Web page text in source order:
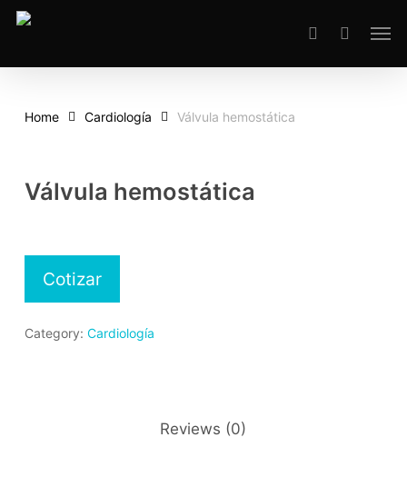
Skip
search
Home Cardiología Válvula hemostática
Válvula hemostática
Cotizar
Category: Cardiología
Reviews (0)